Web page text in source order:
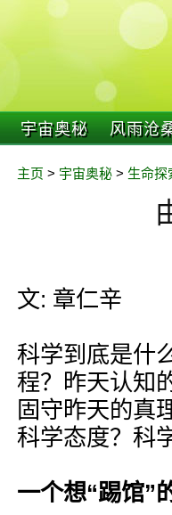
宇宙奥秘 风雨沧
主页 > 宇宙奥秘 > 生命探
文: 章仁辛
科学到底是什
程？昨天认知
固守昨天的真
科学态度？科
一个想“踢馆”